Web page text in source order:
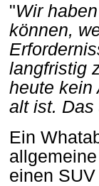
"Wir
können,
langfristig
heute kein
alt ist. Das
Ein
einen